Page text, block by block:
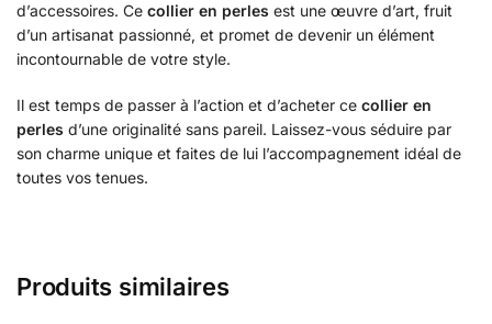
d’accessoires. Ce collier en perles est une œuvre d’art, fruit
d’un artisanat passionné, et promet de devenir un élément
incontournable de votre style.
Il est temps de passer à l’action et d’acheter ce collier en
perles d’une originalité sans pareil. Laissez-vous séduire par
son charme unique et faites de lui l’accompagnement idéal de
toutes vos tenues.
Produits similaires